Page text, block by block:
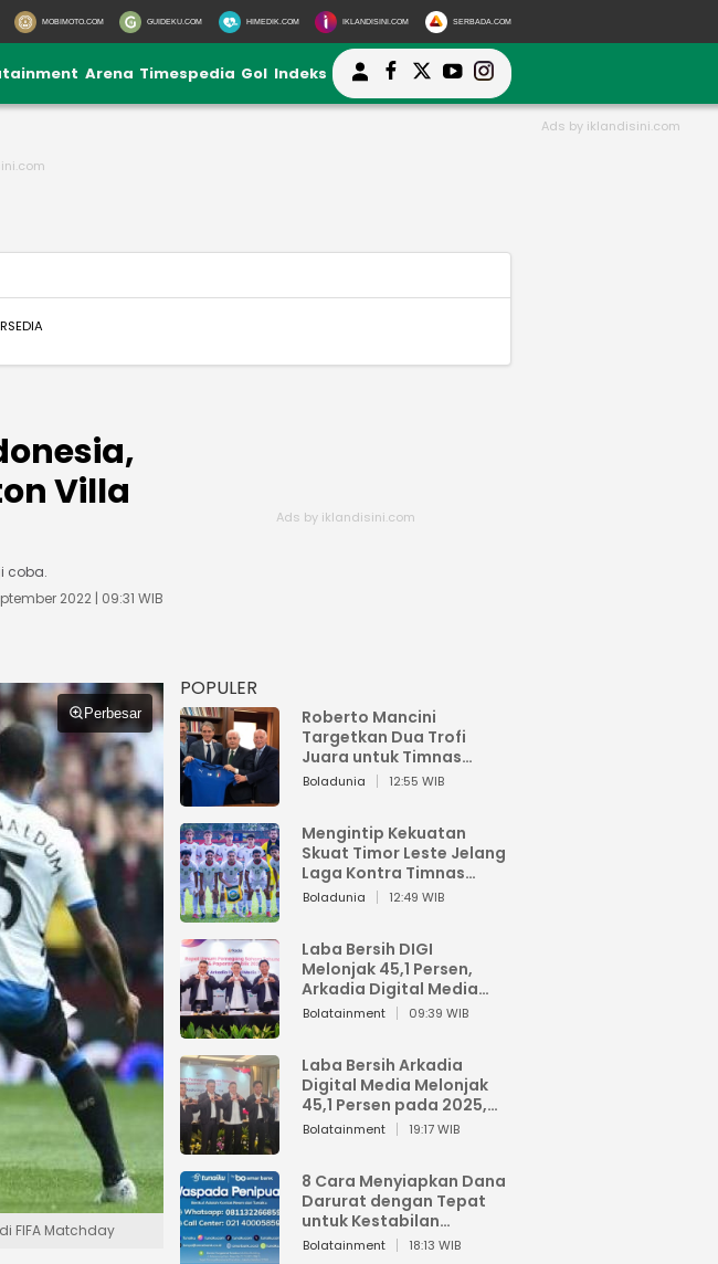
MOBIMOTO.COM GUIDEKU.COM HIMEDIK.COM IKLANDISINI.COM SERBADA.COM
Arena Timespedia Gol Indeks
Villa
coba.
2022 | 09:31 WIB
Perbesar
FIFA Matchday
POPULER
Roberto Mancini
Targetkan Dua Trofi
Juara untuk Timnas
Italia
Boladunia 12:55 WIB
Mengintip Kekuatan
Skuat Timor Leste Jelang
Laga Kontra Timnas
Indonesia di Piala AFF
Boladunia 12:49 WIB
Laba Bersih DIGI
Melonjak 45,1 Persen,
Arkadia Digital Media
Perkuat Bisnis AI dan
Bolatainment 09:39 WIB
Laba Bersih Arkadia
Digital Media Melonjak
45,1 Persen pada 2025,
Sentuh Rp1,76 Miliar
Bolatainment 19:17 WIB
8 Cara Menyiapkan Dana
Darurat dengan Tepat
untuk Kestabilan
Keuangan
Bolatainment 18:13 WIB